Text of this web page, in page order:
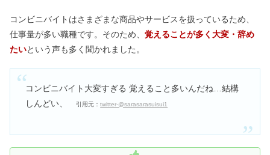
コンビニバイトはさまざまな商品やサービスを扱っているため、
仕事量が多い職種です。そのため、 覚えることが多く大変・辞め
たいという声も多く聞かれました。
コンビニバイト大変すぎる 覚えること多いんだね…結構
しんどい、
引用元：twitter-@sarasarasuisui1